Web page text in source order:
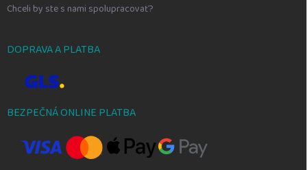
Chceli by ste s nami spolupracovať?
DOPRAVA A PLATBA
BEZPEČNÁ ONLINE PLATBA